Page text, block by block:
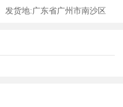
发货地:广东省广州市南沙区